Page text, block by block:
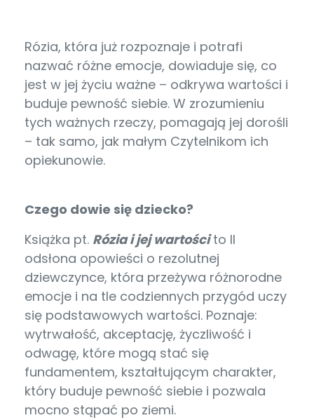
Rózia, która już rozpoznaje i potrafi
nazwać różne emocje, dowiaduje się, co
jest w jej życiu ważne – odkrywa wartości i
buduje pewność siebie. W zrozumieniu
tych ważnych rzeczy, pomagają jej dorośli
– tak samo, jak małym Czytelnikom ich
opiekunowie.
Czego dowie się dziecko?
Książka pt. Rózia i jej wartościto II
odsłona opowieści o rezolutnej
dziewczynce, która przeżywa różnorodne
emocje i na tle codziennych przygód uczy
się podstawowych wartości. Poznaje:
wytrwałość, akceptację, życzliwość i
odwagę, które mogą stać się
fundamentem, kształtującym charakter,
który buduje pewność siebie i pozwala
mocno stąpać po ziemi.